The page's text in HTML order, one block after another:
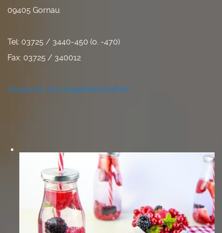
09405 Gornau
Tel: 03725 / 3440-450 (o. -470)
Fax: 03725 / 340012
info@wahl-servicegesellschaft.de